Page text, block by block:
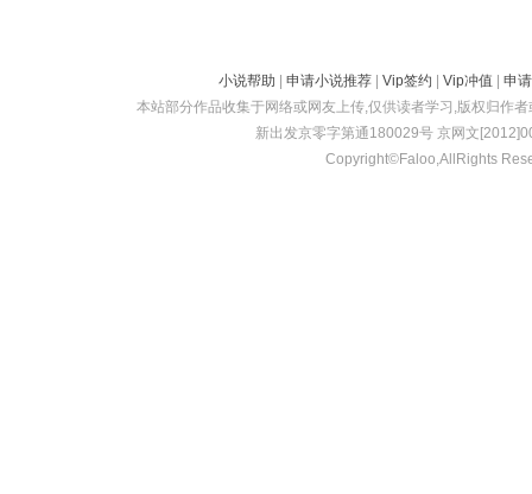
小说帮助 申请小说推荐| Vip签约 Vip冲值
申
本站部分作品收集于网络或网友上传,仅供读者学习,版权归作
新出发京零字第通180029号 京网文
Copyright©Faloo,AllRights